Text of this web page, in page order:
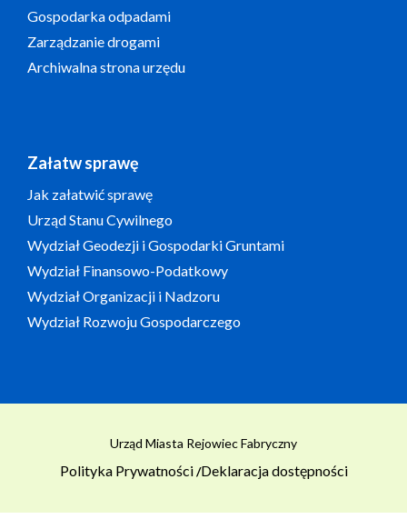
Gospodarka odpadami
Zarządzanie drogami
Archiwalna strona urzędu
Załatw sprawę
Jak załatwić sprawę
Urząd Stanu Cywilnego
Wydział Geodezji i Gospodarki Gruntami
Wydział Finansowo-Podatkowy
Wydział Organizacji i Nadzoru
Wydział Rozwoju Gospodarczego
Urząd Miasta Rejowiec Fabryczny
Polityka Prywatności/Deklaracja dostępności